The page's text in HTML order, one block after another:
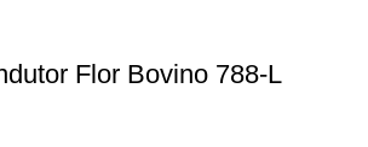
Flor Bovino 788-L